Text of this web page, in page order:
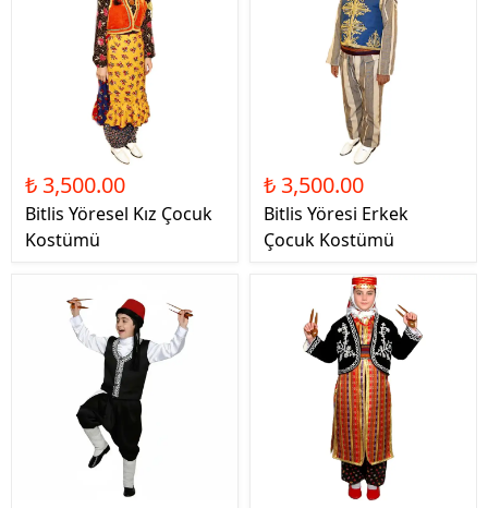
₺ 3,500.00
Bitlis Yöresel Kız Çocuk
Kostümü
₺ 3,500.00
Bitlis Yöresi Erkek
Çocuk Kostümü